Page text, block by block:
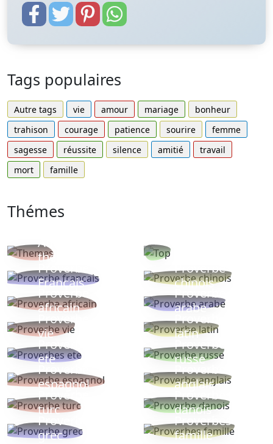
Tags populaires
Autre tags vie amour mariage
bonheur
trahison
courage patience sourire
femme
sagesse
réussite silence amitié
travail
mort
famille
Thémes
Autres
thèmes
Proverbe
Français
Proverbe
chinois
Proverbe
africain
Proverbe
arabe
Proverbe
vie
Proverbe
latin
Proverbes
ete
Proverbe
russe
Proverbe
espagnol
Proverbe
anglais
Proverbe
turc
Proverbe
danois
Proverbe
grec
Proverbes
famille